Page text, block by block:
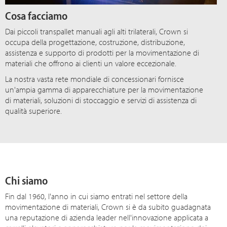
Cosa facciamo
Dai piccoli transpallet manuali agli alti trilaterali, Crown si
occupa della progettazione, costruzione, distribuzione,
assistenza e supporto di prodotti per la movimentazione di
materiali che offrono ai clienti un valore eccezionale.
La nostra vasta rete mondiale di concessionari fornisce
un'ampia gamma di apparecchiature per la movimentazione
di materiali, soluzioni di stoccaggio e servizi di assistenza di
qualità superiore.
Chi siamo
Fin dal 1960, l'anno in cui siamo entrati nel settore della
movimentazione di materiali, Crown si è da subito guadagnata
una reputazione di azienda leader nell'innovazione applicata a